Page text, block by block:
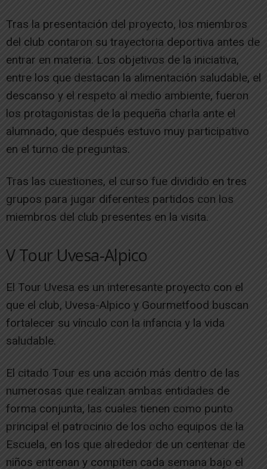
Tras la presentación del proyecto, los miembros
del club contaron su trayectoria deportiva antes de
entrar en materia. Los objetivos de la iniciativa,
entre los que destacan la alimentación saludable, el
descanso y el respeto al medio ambiente, fueron
los protagonistas de la pequeña charla ante el
alumnado, que después estuvo muy participativo
en el turno de preguntas.
Tras las cuestiones, el curso fue dividido en tres
grupos para jugar diferentes partidos con los
miembros del club presentes en la visita.
V Tour Uvesa-Alpico
El Tour Uvesa es un interesante proyecto con el
que el club, Uvesa-Alpico y Gourmetfood buscan
fortalecer su vínculo con la infancia y la vida
saludable.
El citado Tour es una acción más dentro de las
numerosas que realizan ambas entidades de
forma conjunta, las cuales tienen como punto
principal el patrocinio de los ocho equipos de la
Escuela, en los que alrededor de un centenar de
niños entrenan y compiten cada semana bajo el